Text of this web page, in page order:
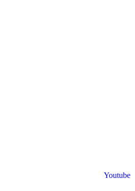
Youtube